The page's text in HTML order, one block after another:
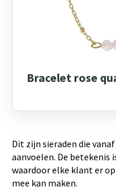
Bracelet rose
Dit zijn sieraden die
aanvoelen. De betekenis
waardoor elke klant er
mee kan maken.